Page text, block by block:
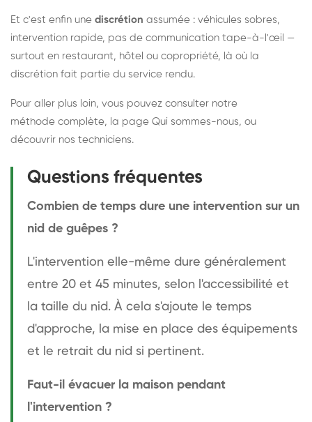
Et c'est enfin une discrétion assumée : véhicules sobres,
intervention rapide, pas de communication tape-à-l'œil —
surtout en restaurant, hôtel ou copropriété, là où la
discrétion fait partie du service rendu.
Pour aller plus loin, vous pouvez consulter notre
méthode complète, la page Qui sommes-nous, ou
découvrir nos techniciens.
Questions fréquentes
Combien de temps dure une intervention sur un
nid de guêpes ?
L'intervention elle-même dure généralement
entre 20 et 45 minutes, selon l'accessibilité et
la taille du nid. À cela s'ajoute le temps
d'approche, la mise en place des équipements
et le retrait du nid si pertinent.
Faut-il évacuer la maison pendant
l'intervention ?